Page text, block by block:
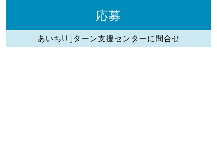
応募
あいちUIJターン支援センターに問合せ